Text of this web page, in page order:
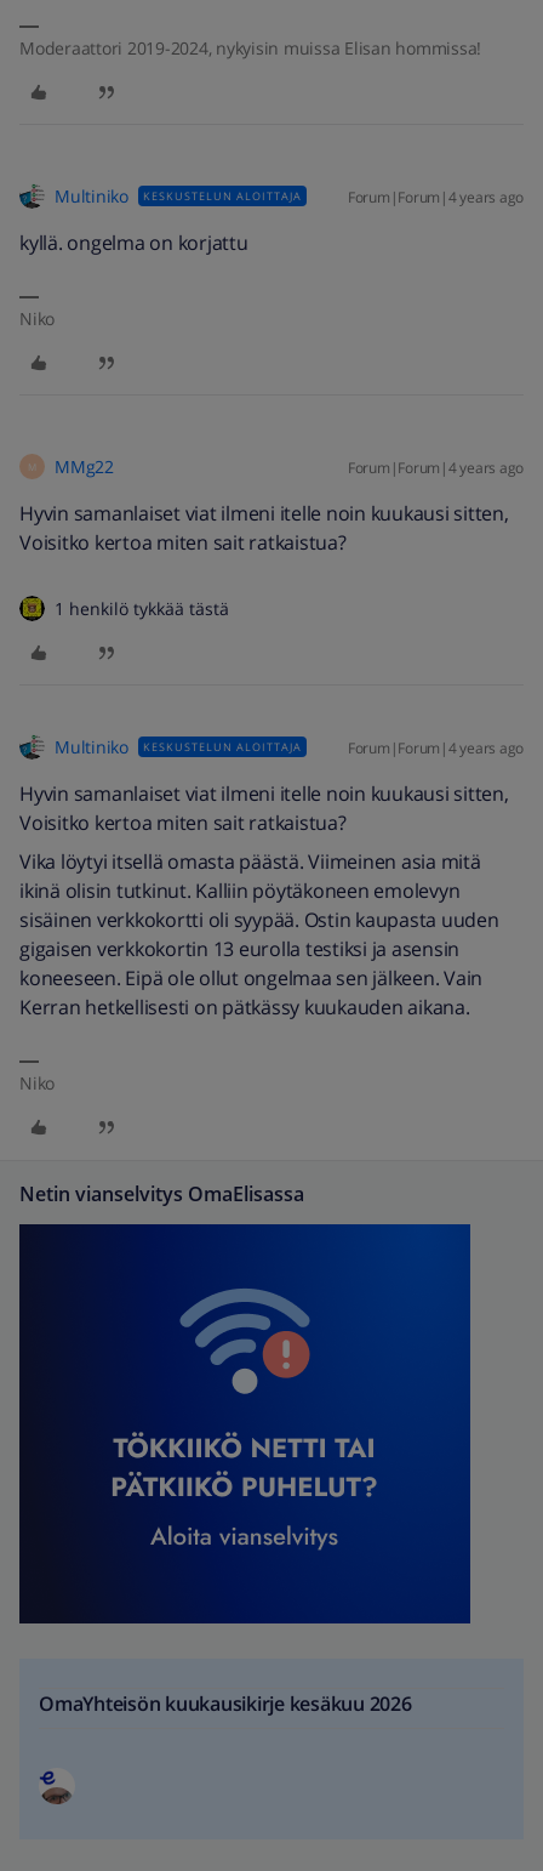
Moderaattori 2019-2024, nykyisin muissa Elisan hommissa!
Multiniko KESKUSTELUN ALOITTAJA Forum|Forum|4 years ago
kyllä. ongelma on korjattu
Niko
M MMg22 Forum|Forum|4 years ago
Hyvin samanlaiset viat ilmeni itelle noin kuukausi sitten,
Voisitko kertoa miten sait ratkaistua?
1 henkilö tykkää tästä
Multiniko KESKUSTELUN ALOITTAJA Forum|Forum|4 years ago
Hyvin samanlaiset viat ilmeni itelle noin kuukausi sitten,
Voisitko kertoa miten sait ratkaistua?
Vika löytyi itsellä omasta päästä. Viimeinen asia mitä
ikinä olisin tutkinut. Kalliin pöytäkoneen emolevyn
sisäinen verkkokortti oli syypää. Ostin kaupasta uuden
gigaisen verkkokortin 13 eurolla testiksi ja asensin
koneeseen. Eipä ole ollut ongelmaa sen jälkeen. Vain
Kerran hetkellisesti on pätkässy kuukauden aikana.
Niko
Netin vianselvitys OmaElisassa
OmaYhteisön kuukausikirje kesäkuu 2026